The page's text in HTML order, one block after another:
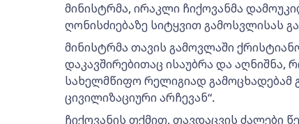
მინისტრმა, ირაკლი ჩიქოვანმა
ღონისძიებაზე სიტყვით გამოსვლისას
მინისტრმა თავის გამოვლაში
დაკავშირებითაც ისაუბრა და აღნიშნა,
სახელმწიფო რელიგიად გამოცხადებამ
ცივილიზაციური არჩევან“.
ჩიქოვანის თქმით, თავდაცვის ძალები